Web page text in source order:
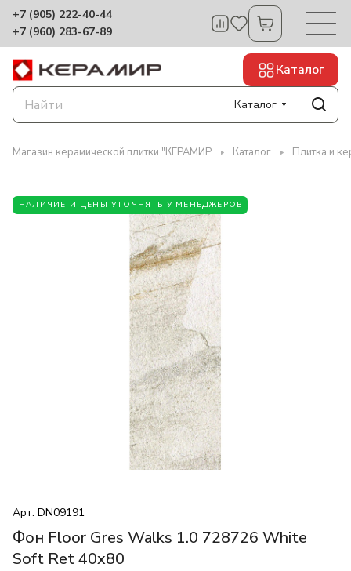
+7 (905) 222-40-44
+7 (960) 283-67-89
Каталог
Каталог
Магазин керамической плитки "КЕРАМИР Каталог Плитка и
НАЛИЧИЕ И ЦЕНЫ УТОЧНЯТЬ У МЕНЕДЖЕРОВ
Арт. DN09191
Фон Floor Gres Walks 1.0 728726 White
Soft Ret 40x80